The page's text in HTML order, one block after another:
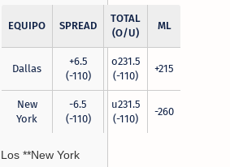
EQUIPO SPREAD
TOTAL
(O/U)
ML
Dallas
+6.5
(-110)
o231.5
(-110)
+215
New
York
-6.5
(-110)
u231.5
(-110)
-260
Los **New York